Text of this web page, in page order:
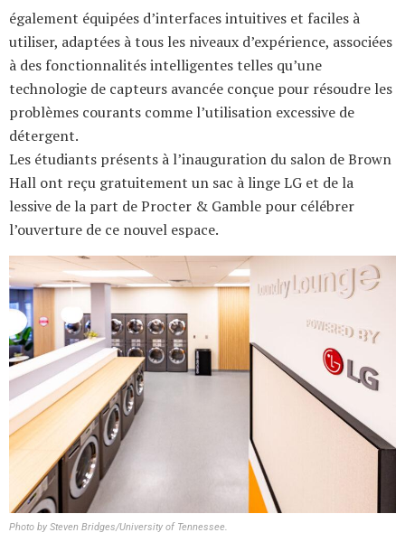
également équipées d’interfaces intuitives et faciles à
utiliser, adaptées à tous les niveaux d’expérience, associées
à des fonctionnalités intelligentes telles qu’une
technologie de capteurs avancée conçue pour résoudre les
problèmes courants comme l’utilisation excessive de
détergent.
Les étudiants présents à l’inauguration du salon de Brown
Hall ont reçu gratuitement un sac à linge LG et de la
lessive de la part de Procter & Gamble pour célébrer
l’ouverture de ce nouvel espace.
Photo by Steven Bridges/University of Tennessee.